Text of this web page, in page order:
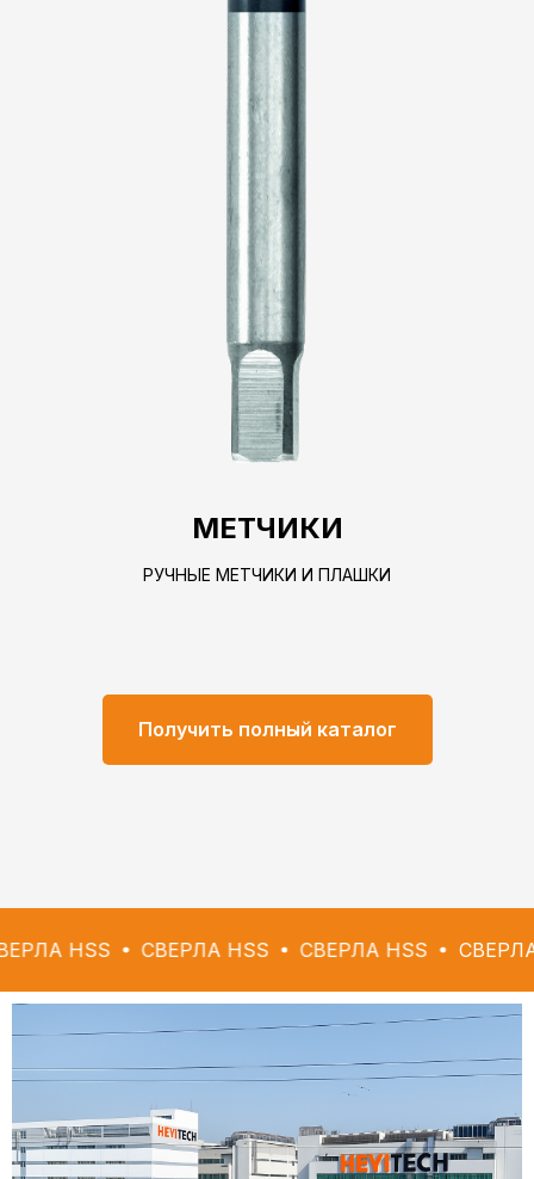
МЕТЧИКИ
РУЧНЫЕ МЕТЧИКИ И ПЛАШКИ
Получить полный каталог
СВЕРЛА HSS СВЕРЛА HSS СВЕРЛА HSS